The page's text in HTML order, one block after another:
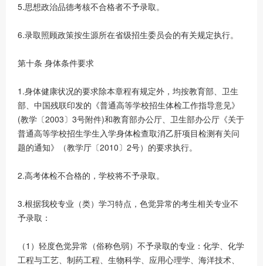
5.思想政治品德考核不合格者不予录取。
6.录取照顾政策按生源所在省级招生委员会的有关规定执行。
第十条 身体条件要求
1.身体健康状况的要求除本章程有规定外，均按教育部、卫生
部、中国残联印发的《普通高等学校招生体检工作指导意见》
(教学〔2003〕3号附件)和教育部办公厅、卫生部办公厅《关于
普通高等学校招生学生入学身体检查取消乙肝项目检测有关问
题的通知》（教学厅〔2010〕2号）的要求执行。
2.高考体检不合格的，学校将不予录取。
3.根据我校专业（类）学习特点，色觉异常的考生相关专业不
予录取：
（1）轻度色觉异常（俗称色弱）不予录取的专业：化学、化学
工程与工艺、制药工程、生物科学、应用心理学、海洋技术、